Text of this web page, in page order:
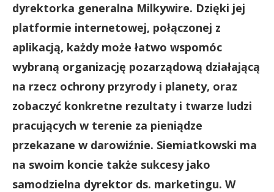
dyrektorka generalna Milkywire. Dzięki jej
platformie internetowej, połączonej z
aplikacją, każdy może łatwo wspomóc
wybraną organizację pozarządową działającą
na rzecz ochrony przyrody i planety, oraz
zobaczyć konkretne rezultaty i twarze ludzi
pracujących w terenie za pieniądze
przekazane w darowiźnie. Siemiatkowski ma
na swoim koncie także sukcesy jako
samodzielna dyrektor ds. marketingu. W